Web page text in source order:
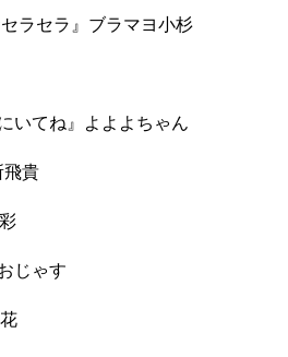
ラセラ』ブラマヨ小杉
いてね』よよよちゃん
飛貴
じゃす